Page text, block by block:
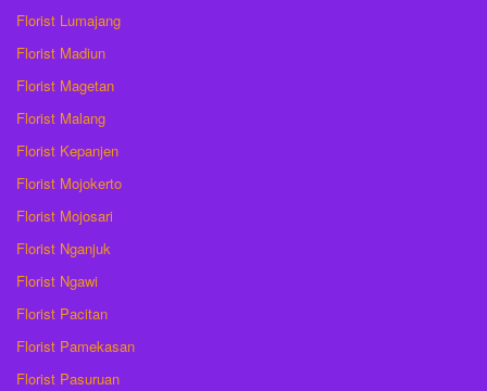
Florist Lumajang
Florist Madiun
Florist Magetan
Florist Malang
Florist Kepanjen
Florist Mojokerto
Florist Mojosari
Florist Nganjuk
Florist Ngawi
Florist Pacitan
Florist Pamekasan
Florist Pasuruan